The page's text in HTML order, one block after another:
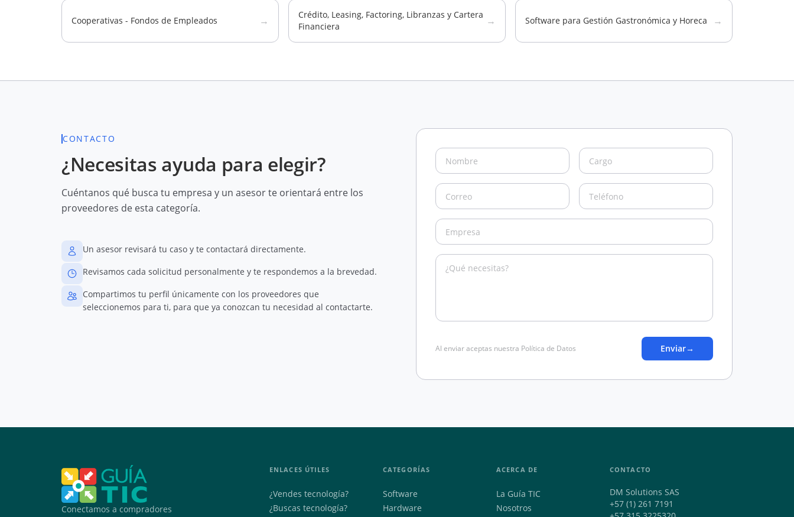
Cooperativas - Fondos de Empleados →
Crédito, Leasing, Factoring, Libranzas y Cartera
Financiera
→ Software para Gestión Gastronómica y Horeca →
CONTACTO
¿Necesitas ayuda para elegir?
Cuéntanos qué busca tu empresa y un asesor te orientará entre los
proveedores de esta categoría.
Un asesor revisará tu caso y te contactará directamente.
Revisamos cada solicitud personalmente y te respondemos a la brevedad.
Compartimos tu perfil únicamente con los proveedores que
seleccionemos para ti, para que ya conozcan tu necesidad al contactarte.
Al enviar aceptas nuestra Política de Datos Enviar→
Conectamos a compradores
ENLACES ÚTILES
¿Vendes tecnología?
¿Buscas tecnología?
CATEGORÍAS
Software
Hardware
ACERCA DE
La Guía TIC
Nosotros
CONTACTO
DM Solutions SAS
+57 (1) 261 7191